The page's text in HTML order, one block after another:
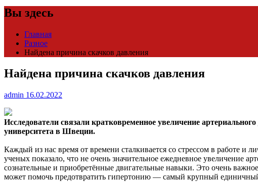
Вы здесь
Главная
Разное
Найдена причина скачков давления
Найдена причина скачков давления
admin 16.02.2022
Исследователи связали кратковременное увеличение
университета в Швеции.
Каждый из нас время от времени сталкивается со стрессом в работе и
ученых показало, что не очень значительное ежедневное увеличение
сознательные и приобретённые двигательные навыки. Это очень
может помочь предотвратить гипертонию — самый крупный единичный